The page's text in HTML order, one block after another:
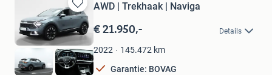
Bewaren
in
Mijn
Favorieten
AWD | Trekhaak | Naviga
€ 21.950,- Details
2022 145.472 km
Garantie: BOVAG